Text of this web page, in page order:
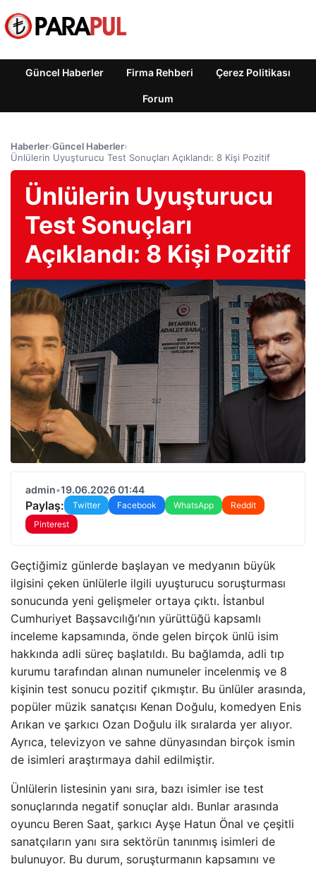
Güncel Haberler Firma Rehberi Çerez Politikası
Forum
Haberler›Güncel Haberler›
Ünlülerin Uyuşturucu Test Sonuçları Açıklandı: 8 Kişi Pozitif
Ünlülerin Uyuşturucu
Test Sonuçları
Açıklandı: 8 Kişi Pozitif
admin•19.06.2026 01:44
Paylaş: Twitter Facebook WhatsApp
Reddit
Pinterest
Geçtiğimiz günlerde başlayan ve medyanın büyük
ilgisini çeken ünlülerle ilgili uyuşturucu soruşturması
sonucunda yeni gelişmeler ortaya çıktı. İstanbul
Cumhuriyet Başsavcılığı’nın yürüttüğü kapsamlı
inceleme kapsamında, önde gelen birçok ünlü isim
hakkında adli süreç başlatıldı. Bu bağlamda, adli tıp
kurumu tarafından alınan numuneler incelenmiş ve 8
kişinin test sonucu pozitif çıkmıştır. Bu ünlüler arasında,
popüler müzik sanatçısı Kenan Doğulu, komedyen Enis
Arıkan ve şarkıcı Ozan Doğulu ilk sıralarda yer alıyor.
Ayrıca, televizyon ve sahne dünyasından birçok ismin
de isimleri araştırmaya dahil edilmiştir.
Ünlülerin listesinin yanı sıra, bazı isimler ise test
sonuçlarında negatif sonuçlar aldı. Bunlar arasında
oyuncu Beren Saat, şarkıcı Ayşe Hatun Önal ve çeşitli
sanatçıların yanı sıra sektörün tanınmış isimleri de
bulunuyor. Bu durum, soruşturmanın kapsamını ve